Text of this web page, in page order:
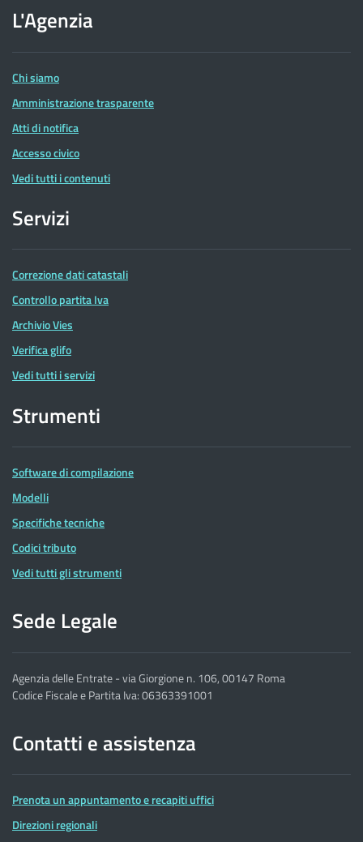
dell'Agenzia
delle
Entrate
L'Agenzia
Chi siamo
Amministrazione trasparente
Atti di notifica
Accesso civico
Vedi tutti i contenuti
Servizi
Correzione dati catastali
Controllo partita Iva
Archivio Vies
Verifica glifo
Vedi tutti i servizi
Strumenti
Software di compilazione
Modelli
Specifiche tecniche
Codici tributo
Vedi tutti gli strumenti
Sede Legale
Agenzia delle Entrate - via Giorgione n. 106, 00147 Roma
Codice Fiscale e Partita Iva: 06363391001
Contatti e assistenza
Prenota un appuntamento e recapiti uffici
Direzioni regionali